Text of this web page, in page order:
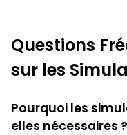
Questions
sur les
Pourquoi les
elles nécessaires ?